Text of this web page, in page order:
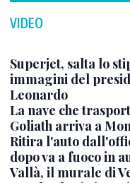
VIDEO
Superjet, salta lo
immagini del
Leonardo
La nave che
Goliath arriva a
Ritira l'auto
dopo va a fuoco in
Vallà, il murale di